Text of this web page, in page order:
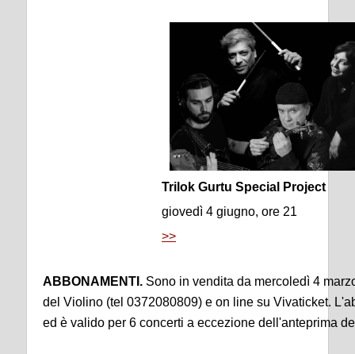
Trilok Gurtu Special Project
giovedì 4 giugno, ore 21
>>
ABBONAMENTI. Sono in vendita da mercoledì 4
del Violino (tel 0372080809) e on line su Vivaticket.
ed è valido per 6 concerti a eccezione dell'anteprima